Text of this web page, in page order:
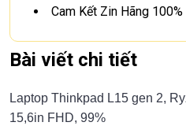
Cam Kết Zin Hãng 100%
Bài viết chi tiết
Laptop Thinkpad L15 gen 2,
15,6in FHD, 99%